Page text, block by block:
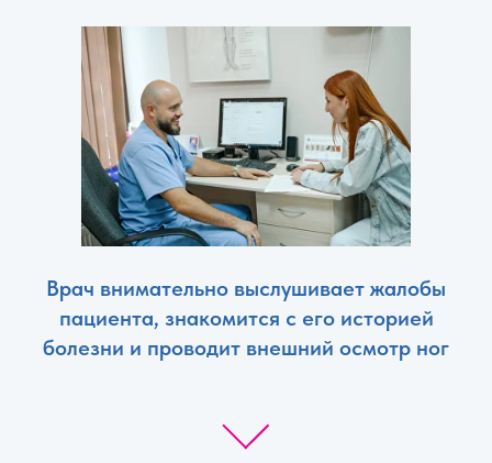
Врач внимательно выслушивает жалобы
пациента, знакомится с его историей
болезни и проводит внешний осмотр ног